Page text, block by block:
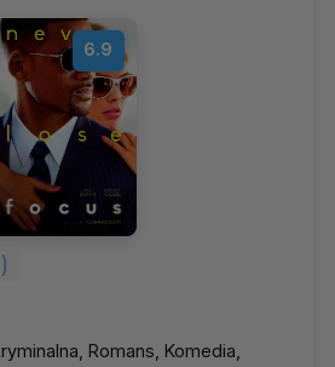
6.9
Romans, Komedia,